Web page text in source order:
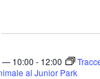
— 10:00 - 12:00
al Junior Park